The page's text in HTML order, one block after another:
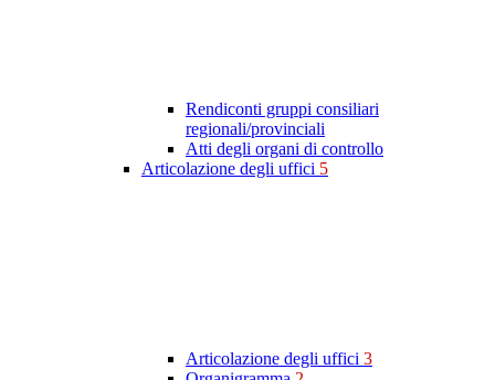
Rendiconti gruppi consiliari
regionali/provinciali
Atti degli organi di controllo
Articolazione degli uffici 5
Articolazione degli uffici 3